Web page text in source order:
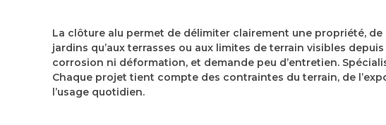
La clôture alu permet de délimiter clairement une propriété, de
jardins qu’aux terrasses ou aux limites de terrain visibles
corrosion ni déformation, et demande peu d’entretien.
Chaque projet tient compte des contraintes du terrain, de
l’usage quotidien.